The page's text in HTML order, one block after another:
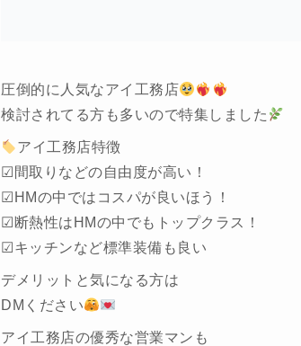
圧倒的に人気なアイ工務店
検討されてる方も多いので特集しました
アイ工務店特徴
☑︎間取りなどの自由度が高い！
☑︎HMの中ではコスパが良いほう！
☑︎断熱性はHMの中でもトップクラス！
☑︎キッチンなど標準装備も良い
デメリットと気になる方は
DMください
アイ工務店の優秀な営業マンも